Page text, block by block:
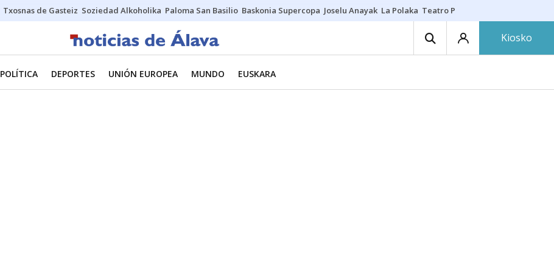
Txosnas de Gasteiz Soziedad Alkoholika Paloma San Basilio Baskonia Supercopa Joselu Anayak La Polaka Teatro Principal
Kiosko
POLÍTICA DEPORTES UNIÓN EUROPEA MUNDO EUSKARA